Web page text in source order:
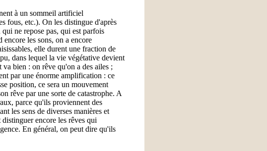
à un sommeil artificiel
fous, etc.). On les distingue d'après
ne repose pas, qui est parfois
les sons, on a encore
elle durent une fraction de
dans lequel la vie végétative devient
bien : on rêve qu'on a des ailes ;
par une énorme amplification : ce
position, ce sera un mouvement
rêve par une sorte de catastrophe. A
parce qu'ils proviennent des
les sens de diverses manières et
encore les rêves qui
En général, on peut dire qu'ils